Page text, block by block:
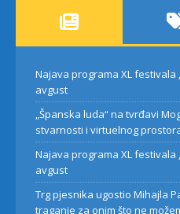
Najava programa XL festivala
avgust
„Španska luda“ na tvrđavi
stvarnosti i virtuelnog
Najava programa XL festivala
avgust
Trg pjesnika ugostio Mihajla
traganje za onim što ne